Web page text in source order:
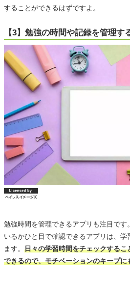
することができるはずですよ。
【3】勉強の時間や記録を管理す
勉強時間を管理できるアプリも注目です
いるかひと目で確認できるアプリは、
ます。 日々の学習時間をチェックする
できるので、モチベーションのキープに